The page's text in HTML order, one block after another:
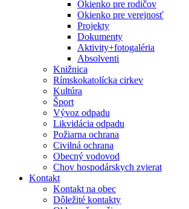
Okienko pre rodičov
Okienko pre verejnosť
Projekty
Dokumenty
Aktivity+fotogaléria
Absolventi
Knižnica
Rímskokatolícka cirkev
Kultúra
Šport
Vývoz odpadu
Likvidácia odpadu
Požiarna ochrana
Civilná ochrana
Obecný vodovod
Chov hospodárskych zvierat
Kontakt
Kontakt na obec
Dôležité kontakty